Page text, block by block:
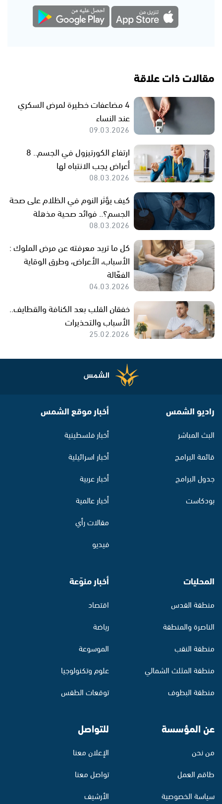
مقالات ذات علاقة
4 مضاعفات خطيرة لمرض السكري
عند النساء
09.03.2026
ارتفاع الكورتيزول في الجسم.. 8
أعراض يجب الانتباه لها
08.03.2026
كيف يؤثر النوم في الظلام على صحة
الجسم؟.. فوائد صحية مذهلة
08.03.2026
كل ما تريد معرفته عن مرض الملوك :
الأسباب، الأعراض، وطرق الوقاية
الفعّالة
04.03.2026
خفقان القلب بعد الكنافة والقطايف..
الأسباب والتحذيرات
25.02.2026
راديو الشمس
البث المباشر
قائمة البرامج
جدول البرامج
بودكاست
أخبار موقع الشمس
أخبار فلسطينية
أخبار اسرائيلية
أخبار عربية
أخبار عالمية
مقالات رأي
فيديو
المحليات
منطقة القدس
الناصرة والمنطقة
منطقة النقب
منطقة المثلث الشمالي
منطقة البطوف
أخبار منوّعة
اقتصاد
رياضة
الموسوعة
علوم وتكنولوجيا
توقعات الطقس
عن المؤسسة
من نحن
طاقم العمل
سياسة الخصوصية
للتواصل
الإعلان معنا
تواصل معنا
الأرشيف